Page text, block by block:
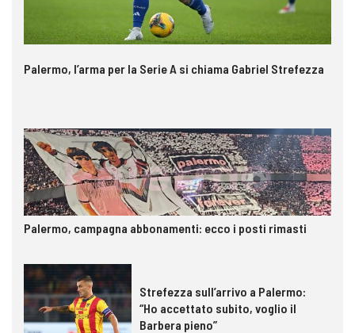
Palermo, l’arma per la Serie A si chiama Gabriel Strefezza
Palermo, campagna abbonamenti: ecco i posti rimasti
Strefezza sull’arrivo a Palermo:
“Ho accettato subito, voglio il
Barbera pieno”